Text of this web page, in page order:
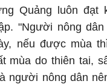
Quảng luôn đạt
"Người nông
nếu được mùa
mùa do thiên tai,
người nông dân